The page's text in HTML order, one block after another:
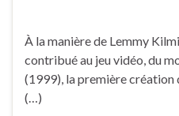
À la manière de Lemmy
contribué au jeu vidéo, du
(1999), la première
(…)